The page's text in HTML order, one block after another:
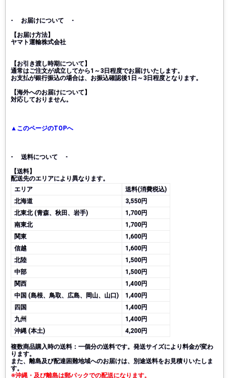
- お届けについて -
【お届け方法】
ヤマト運輸株式会社
【お引き渡し時期について】
通常はご注文が成立してから1～3日程度でお届けいたします。
お支払が銀行振込の場合は、お振込確認後1日～3日程度となります。
【海外へのお届けについて】
対応しておりません。
▲このページのTOPへ
- 送料について -
【送料】
配送先のエリアにより異なります。
エリア
送料(消費税込)
北海道
3,550円
北東北 (青森、秋田、岩手)
1,700円
南東北
1,700円
関東
1,600円
信越
1,600円
北陸
1,500円
中部
1,500円
関西
1,400円
中国 (島根、鳥取、広島、岡山、山口)
1,400円
四国
1,400円
九州
1,400円
沖縄 (本土)
4,200円
複数商品購入時の送料：一個分の送料です。発送サイズにより料金が変わ
ります。
また、離島及び配達困難地域へのお届けは、別途送料をお見積りいたしま
す。
※沖縄・及び離島は郵パックでの配送になります。